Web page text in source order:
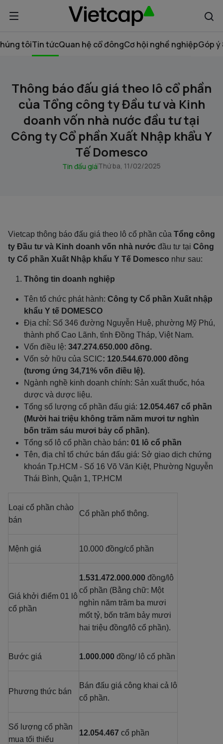
tôiTin tứcQuan hệ cổ đôngCơ hội nghề nghiệpGóp ý
Thông báo đấu giá theo lô cổ phần
của Tổng công ty Đầu tư và Kinh
doanh vốn nhà nước đầu tư tại
Công ty Cổ phần Xuất Nhập khẩu Y
Tế Domesco
Tin đấu giáThứ ba, 11/02/2025
Vietcap thông báo đấu giá theo lô cổ phần của Tổng công
ty Đầu tư và Kinh doanh vốn nhà nước đầu tư tại Công
ty Cổ phần Xuất Nhập khẩu Y Tế Domesco như sau:
Thông tin doanh nghiệp
Tên tổ chức phát hành: Công ty Cổ phần Xuất nhập
khẩu Y tế DOMESCO
Địa chỉ: Số 346 đường Nguyễn Huệ, phường Mỹ Phú,
thành phố Cao Lãnh, tỉnh Đồng Tháp, Việt Nam.
Vốn điều lệ: 347.274.650.000 đồng.
Vốn sở hữu của SCIC: 120.544.670.000 đồng
(tương ứng 34,71% vốn điều lệ).
Ngành nghề kinh doanh chính: Sản xuất thuốc, hóa
dược và dược liệu.
Tổng số lượng cổ phần đấu giá: 12.054.467 cổ phần
(Mười hai triệu không trăm năm mươi tư nghìn
bốn trăm sáu mươi bảy cổ phần).
Tổng số lô cổ phần chào bán: 01 lô cổ phần
Tên, địa chỉ tổ chức bán đấu giá: Sở giao dịch chứng
khoán Tp.HCM - Số 16 Võ Văn Kiệt, Phường Nguyễn
Thái Bình, Quận 1, TP.HCM
Loại cổ phần chào
bán
Cổ phần phổ thông.
Mệnh giá 10.000 đồng/cổ phần
Giá khởi điểm 01 lô
cổ phần
1.531.472.000.000 đồng/lô
cổ phần (Bằng chữ: Một
nghìn năm trăm ba mươi
mốt tỷ, bốn trăm bảy mươi
hai triệu đồng/lô cổ phần).
Bước giá 1.000.000 đồng/ lô cổ phần
Phương thức bán
Bán đấu giá công khai cả lô
cổ phần.
Số lượng cổ phần
mua tối thiểu
12.054.467 cổ phần